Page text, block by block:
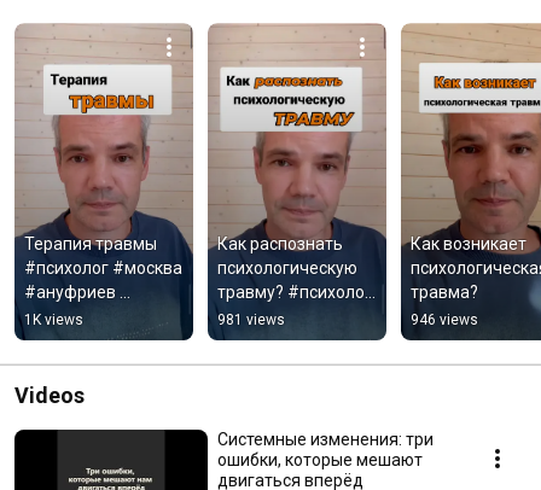
Терапия травмы
#психолог #москва
#ануфриев
#травма
#психотерапия
1K views
Как распознать
психологическую
травму? #психолог
#москва
#ануфриев
#психотерапия
981 views
Как возникает
травма?
946 views
Videos
Системные изменения: три
ошибки, которые мешают
двигаться вперёд